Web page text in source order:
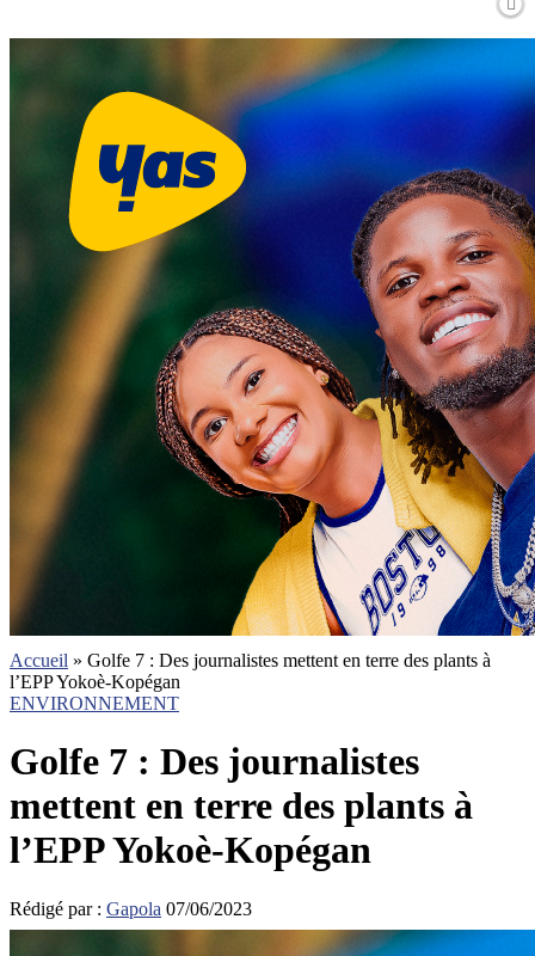
Accueil » Golfe 7 : Des journalistes mettent en terre des plants à
l’EPP Yokoè-Kopégan
ENVIRONNEMENT
Golfe 7 : Des journalistes
mettent en terre des plants à
l’EPP Yokoè-Kopégan
Rédigé par : Gapola 07/06/2023